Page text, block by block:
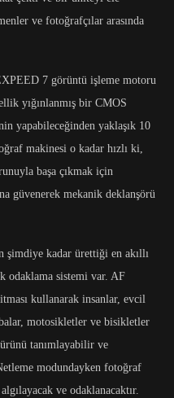
ve fotoğrafçılar arasında
7 görüntü işleme motoru
yığınlanmış bir CMOS
yapabileceğinden yaklaşık 10
makinesi o kadar hızlı ki,
başa çıkmak için
güvenerek mekanik deklanşörü
şimdiye kadar ürettiği en akıllı
odaklama sistemi var. AF
kullanarak insanlar, evcil
motosikletler ve bisikletler
tanımlayabilir ve
modundayken fotoğraf
ve odaklanacaktır.